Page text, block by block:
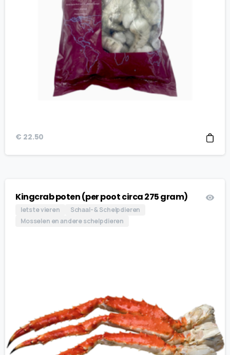
€ 22.50
Kingcrab poten (per poot circa 275 gram)
Iets te vieren
Schaal- & Schelpdieren
Mosselen en andere schelpdieren